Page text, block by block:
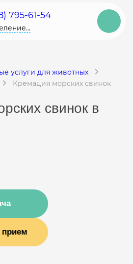
795-61-54
услуги для животных
Кремация морских свинок
свинок в
прием